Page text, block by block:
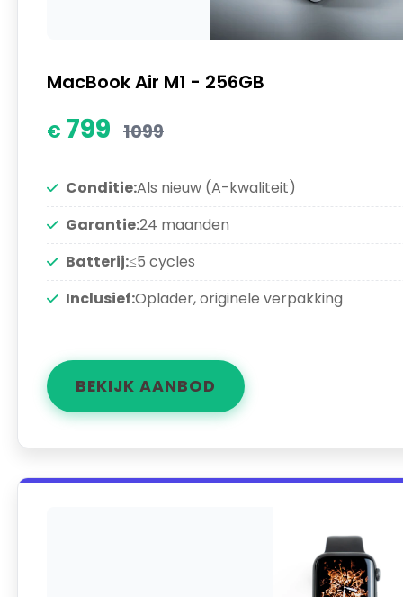
MacBook Air M1 - 256GB
799 1099
Conditie:Als nieuw (A-kwaliteit)
Garantie:24 maanden
Batterij:≤5 cycles
Inclusief:Oplader, originele verpakking
BEKIJK AANBOD